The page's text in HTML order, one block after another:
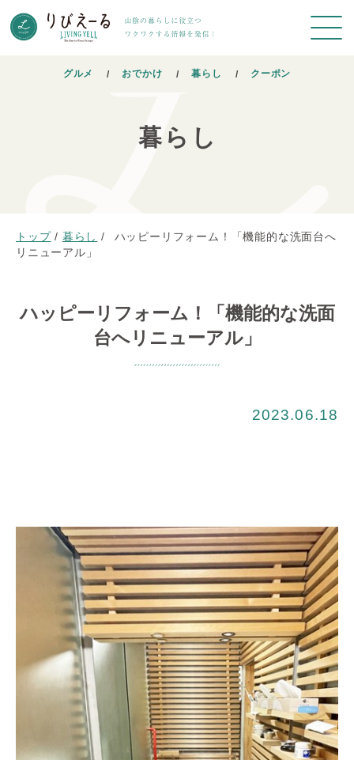
グルメ おでかけ 暮らし クーポン
暮らし
トップ / 暮らし /
ハッピーリフォーム！「機能的な洗面台へ
リニューアル」
ハッピーリフォーム！「機能的な洗面
台へリニューアル」
2023.06.18